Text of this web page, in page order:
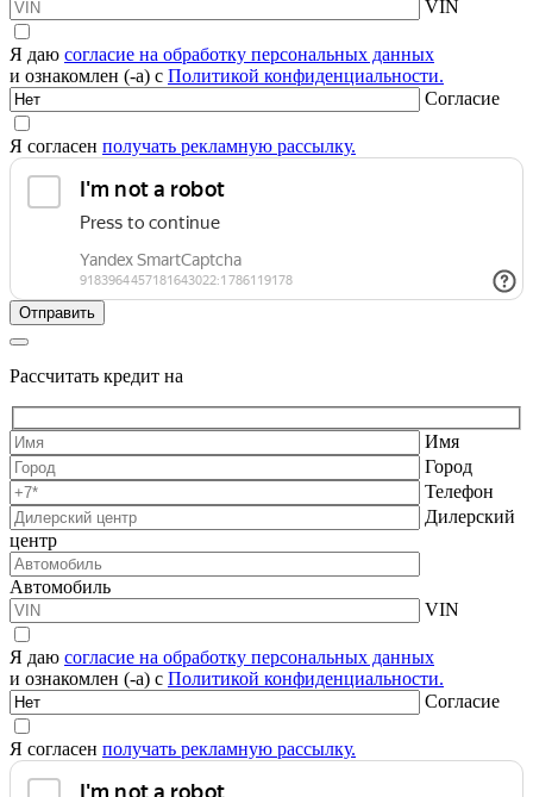
VIN
Я даю согласие на обработку персональных данных
и ознакомлен (-а) с Политикой конфиденциальности.
Согласие
Я согласен получать рекламную рассылку.
Рассчитать кредит на
Имя
Город
Телефон
Дилерский
центр
Автомобиль
VIN
Я даю согласие на обработку персональных данных
и ознакомлен (-а) с Политикой конфиденциальности.
Согласие
Я согласен получать рекламную рассылку.